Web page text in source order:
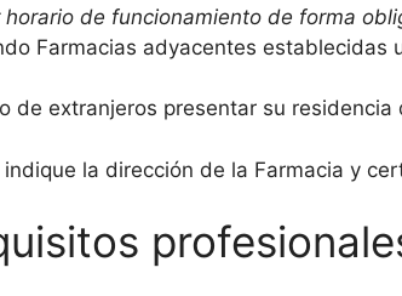
horario de funcionamiento de forma
Farmacias adyacentes establecidas
de extranjeros presentar su
indique la dirección de la Farmacia y